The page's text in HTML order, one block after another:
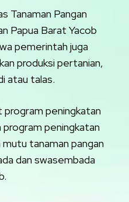
Tanaman Pangan
Papua Barat Yacob
pemerintah juga
produksi pertanian,
atau talas.
program peningkatan
peningkatan
tanaman pangan
dan swasembada